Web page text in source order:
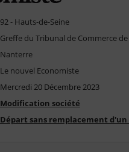
92 - Hauts-de-Seine
Greffe du Tribunal de Commerce
Nanterre
Le nouvel Economiste
Mercredi 20 Décembre 2023
Modification société
Départ sans remplacement